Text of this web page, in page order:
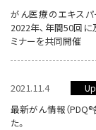
がん医療のエキス
2022年、年間50回
ミナーを共同開催
2021.11.4
最新がん情報（
た。